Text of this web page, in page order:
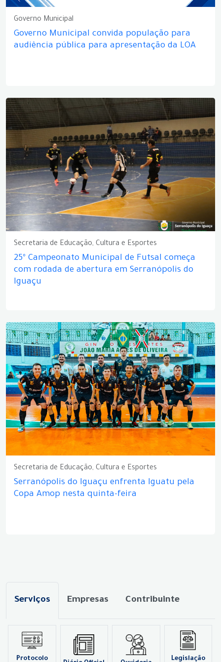
Governo Municipal
Governo Municipal convida população para
audiência pública para apresentação da LOA
Secretaria de Educação, Cultura e Esportes
25º Campeonato Municipal de Futsal começa
com rodada de abertura em Serranópolis do
Iguaçu
Secretaria de Educação, Cultura e Esportes
Serranópolis do Iguaçu enfrenta Iguatu pela
Copa Amop nesta quinta-feira
Serviços Empresas Contribuinte
Protocolo Legislação